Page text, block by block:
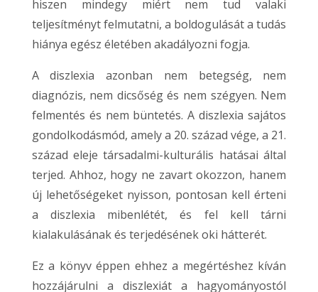
hiszen mindegy miért nem tud valaki
teljesítményt felmutatni, a boldogulását a tudás
hiánya egész életében akadályozni fogja.
A diszlexia azonban nem betegség, nem
diagnózis, nem dicsőség és nem szégyen. Nem
felmentés és nem büntetés. A diszlexia sajátos
gondolkodásmód, amely a 20. század vége, a 21.
század eleje társadalmi-kulturális hatásai által
terjed. Ahhoz, hogy ne zavart okozzon, hanem
új lehetőségeket nyisson, pontosan kell érteni
a diszlexia mibenlétét, és fel kell tárni
kialakulásának és terjedésének oki hátterét.
Ez a könyv éppen ehhez a megértéshez kíván
hozzájárulni a diszlexiát a hagyományostól